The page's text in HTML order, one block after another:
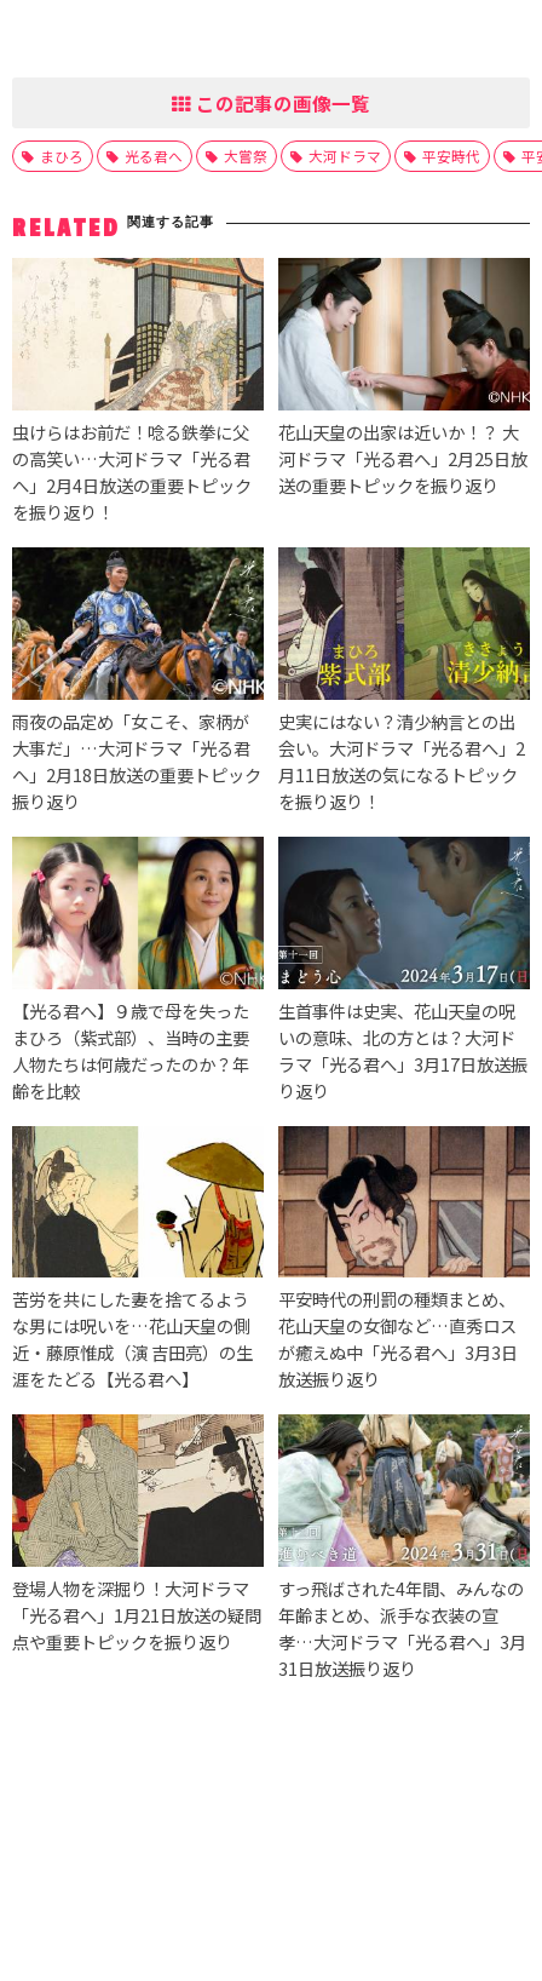
この記事の画像一覧
まひろ 光る君へ 大嘗祭 大河ドラマ 平安時代 平
RELATED 関連する記事
虫けらはお前だ！唸る鉄拳に父
の高笑い…大河ドラマ「光る君
へ」2月4日放送の重要トピック
を振り返り！
花山天皇の出家は近いか！？ 大
河ドラマ「光る君へ」2月25日放
送の重要トピックを振り返り
雨夜の品定め「女こそ、家柄が
大事だ」…大河ドラマ「光る君
へ」2月18日放送の重要トピック
振り返り
史実にはない？清少納言との出
会い。大河ドラマ「光る君へ」2
月11日放送の気になるトピック
を振り返り！
【光る君へ】９歳で母を失った
まひろ（紫式部）、当時の主要
人物たちは何歳だったのか？年
齢を比較
生首事件は史実、花山天皇の呪
いの意味、北の方とは？大河ド
ラマ「光る君へ」3月17日放送振
り返り
苦労を共にした妻を捨てるよう
な男には呪いを…花山天皇の側
近・藤原惟成（演 吉田亮）の生
涯をたどる【光る君へ】
平安時代の刑罰の種類まとめ、
花山天皇の女御など…直秀ロス
が癒えぬ中「光る君へ」3月3日
放送振り返り
登場人物を深掘り！大河ドラマ
「光る君へ」1月21日放送の疑問
点や重要トピックを振り返り
すっ飛ばされた4年間、みんなの
年齢まとめ、派手な衣装の宣
孝…大河ドラマ「光る君へ」3月
31日放送振り返り